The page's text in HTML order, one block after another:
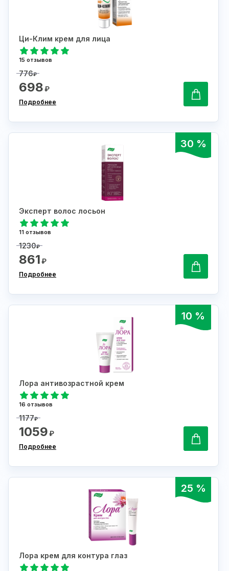
Ци-Клим крем для лица
15 отзывов
776₽
698₽
Подробнее
30 %
Эксперт волос лосьон
11 отзывов
1230₽
861₽
Подробнее
10 %
Лора антивозрастной крем
16 отзывов
1177₽
1059₽
Подробнее
25 %
Лора крем для контура глаз